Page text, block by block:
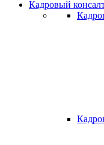
Кадровый